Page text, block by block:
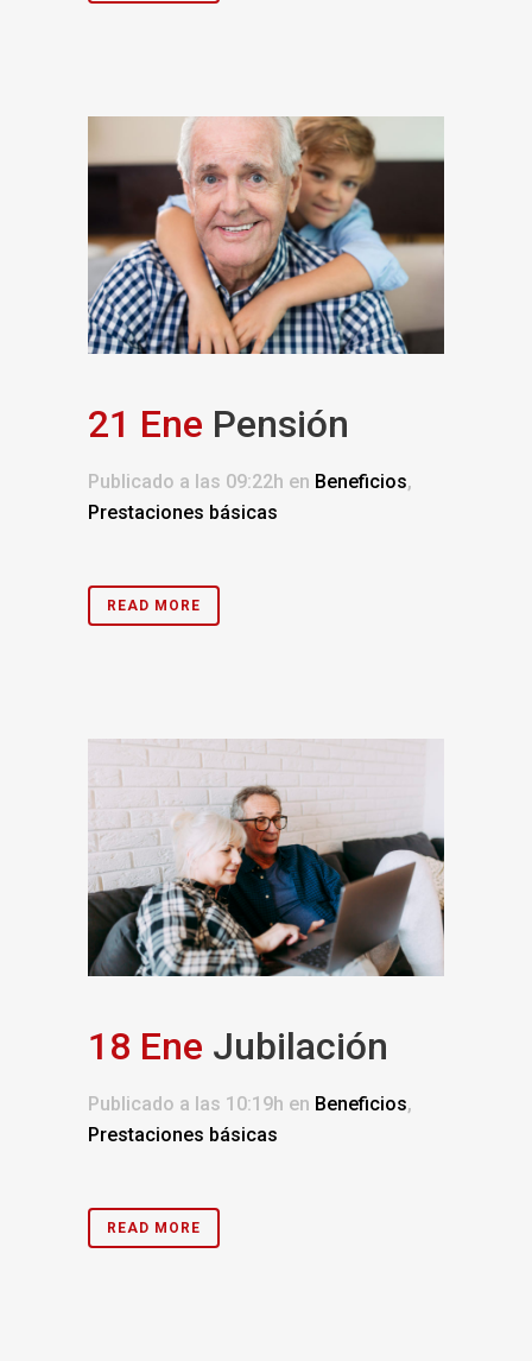
21 Ene Pensión
Publicado a las 09:22h en Beneficios,
Prestaciones básicas
READ MORE
18 Ene Jubilación
Publicado a las 10:19h en Beneficios,
Prestaciones básicas
READ MORE